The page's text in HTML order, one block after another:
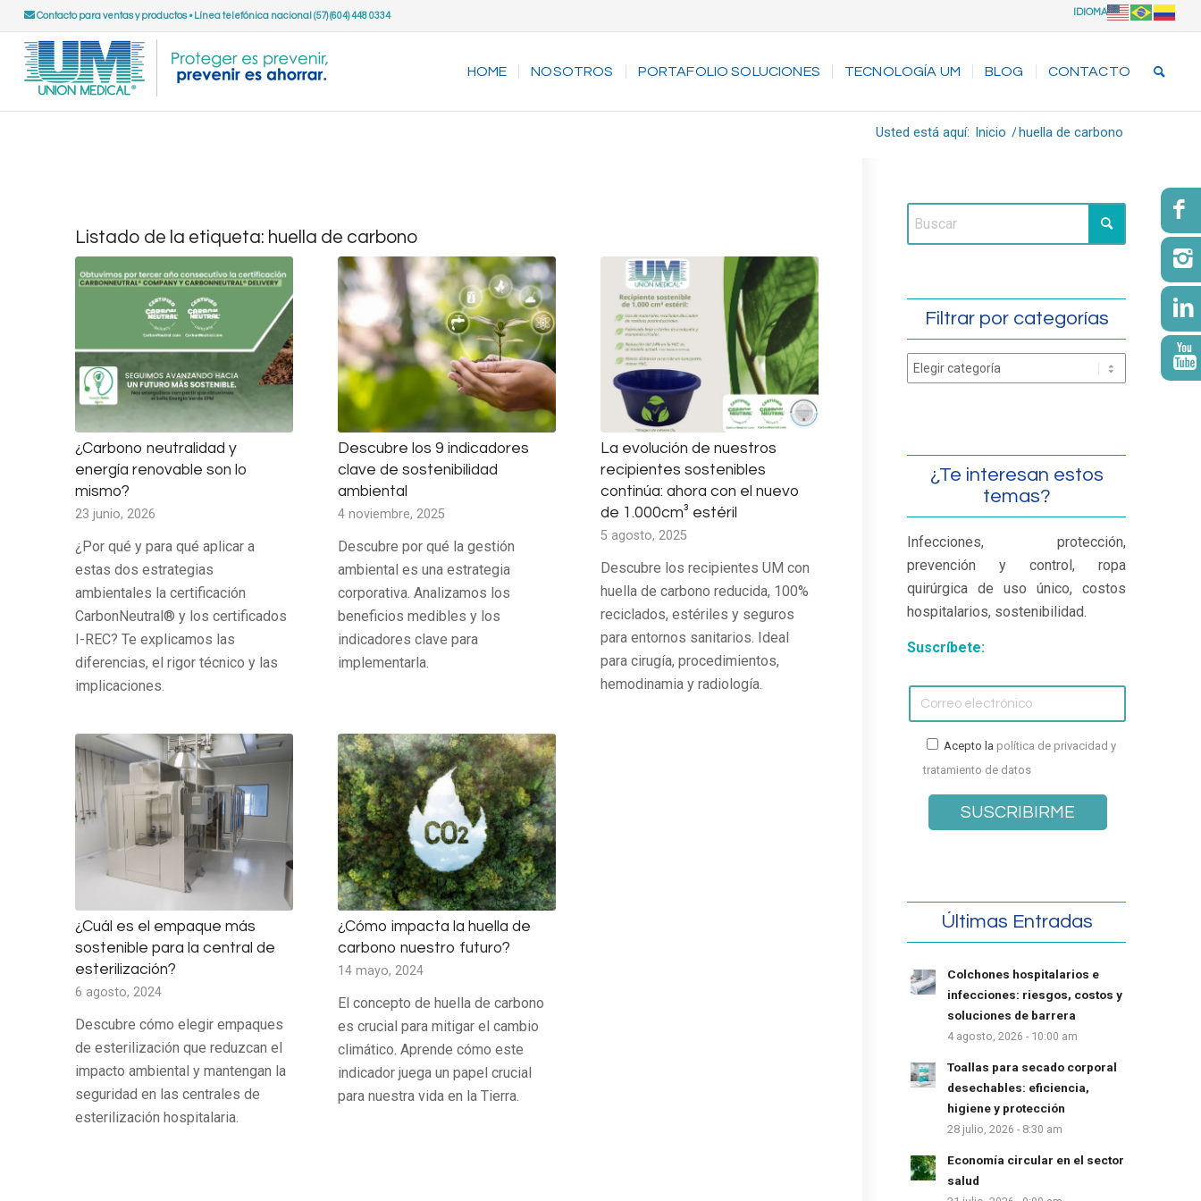
Contacto para ventas y productos• Línea telefónica nacional (57) (604) 448 0334 IDIOMA
HOME NOSOTROS PORTAFOLIO SOLUCIONES TECNOLOGÍA UM BLOG CONTACTO
Usted está aquí: Inicio /huella de carbono
Listado de la etiqueta: huella de carbono
¿Carbono neutralidad y
energía renovable son lo
mismo?
23 junio, 2026
¿Por qué y para qué aplicar a
estas dos estrategias
ambientales la certificación
CarbonNeutral® y los certificados
I-REC? Te explicamos las
diferencias, el rigor técnico y las
implicaciones.
Descubre los 9 indicadores
clave de sostenibilidad
ambiental
4 noviembre, 2025
Descubre por qué la gestión
ambiental es una estrategia
corporativa. Analizamos los
beneficios medibles y los
indicadores clave para
implementarla.
La evolución de nuestros
recipientes sostenibles
continúa: ahora con el nuevo
de 1.000cm³ estéril
5 agosto, 2025
Descubre los recipientes UM con
huella de carbono reducida, 100%
reciclados, estériles y seguros
para entornos sanitarios. Ideal
para cirugía, procedimientos,
hemodinamia y radiología.
¿Cuál es el empaque más
sostenible para la central de
esterilización?
6 agosto, 2024
Descubre cómo elegir empaques
de esterilización que reduzcan el
impacto ambiental y mantengan la
seguridad en las centrales de
esterilización hospitalaria.
¿Cómo impacta la huella de
carbono nuestro futuro?
14 mayo, 2024
El concepto de huella de carbono
es crucial para mitigar el cambio
climático. Aprende cómo este
indicador juega un papel crucial
para nuestra vida en la Tierra.
Filtrar por categorías
¿Te interesan estos
temas?
Infecciones, protección,
prevención y control, ropa
quirúrgica de uso único, costos
hospitalarios, sostenibilidad.
Suscríbete:
Acepto la política de privacidad y
tratamiento de datos
Últimas Entradas
Colchones hospitalarios e
infecciones: riesgos, costos y
soluciones de barrera
4 agosto, 2026 - 10:00 am
Toallas para secado corporal
desechables: eficiencia,
higiene y protección
28 julio, 2026 - 8:30 am
Economía circular en el sector
salud